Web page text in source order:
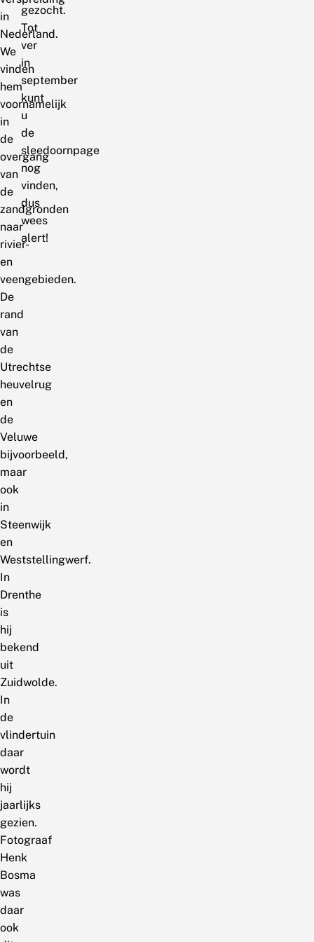
in
Nederland.
We
vinden
hem
voornamelijk
in
de
overgang
van
de
zandgronden
naar
rivier-
en
veengebieden.
De
rand
van
de
Utrechtse
heuvelrug
en
de
Veluwe
bijvoorbeeld,
maar
ook
in
Steenwijk
en
Weststellingwerf.
In
Drenthe
is
hij
bekend
uit
Zuidwolde.
In
de
vlindertuin
daar
wordt
hij
jaarlijks
gezien.
Fotograaf
Henk
Bosma
was
daar
ook
gezocht.
Tot
ver
in
september
kunt
u
de
sleedoornpage
nog
vinden,
dus
wees
alert!